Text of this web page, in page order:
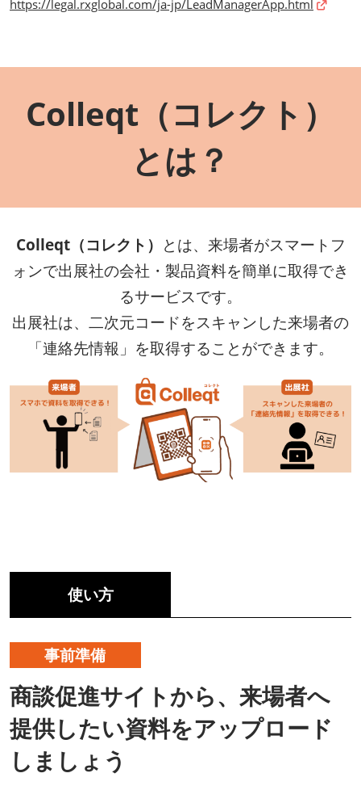
https://legal.rxglobal.com/ja-jp/LeadManagerApp.html
Colleqt（コレクト）
とは？
Colleqt（コレクト） とは、来場者がスマートフ
ォンで出展社の会社・製品資料を簡単に取得でき
るサービスです。
出展社は、二次元コードをスキャンした来場者の
「連絡先情報」を取得することができます。
使い方
事前準備
商談促進サイトから、来場者へ
提供したい資料をアップロード
しましょう